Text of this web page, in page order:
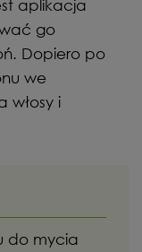
aplikacja
go
Dopiero po
we
włosy i
do mycia